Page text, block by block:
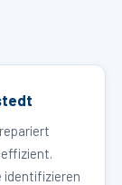
identifizieren